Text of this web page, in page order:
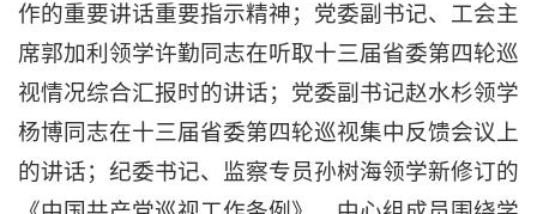
作的重要讲话重要指示精神；党委副书记、工会主
席郭加利领学许勤同志在听取十三届省委第四轮巡
视情况综合汇报时的讲话；党委副书记赵水杉领学
杨博同志在十三届省委第四轮巡视集中反馈会议上
的讲话；纪委书记、监察专员孙树海领学新修订的